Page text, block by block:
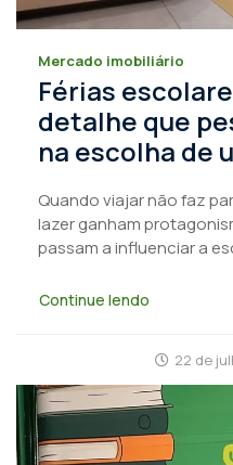
Mercado imobiliário
Férias
detalhe que
na escolha de
Quando viajar não faz
lazer ganham
passam a influenciar a
Continue lendo
22 de